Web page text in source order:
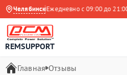
Челябинск
на Яндекс Ежедневно с 09:00 до 21:00
REMSUPPORT
Главная Отзывы